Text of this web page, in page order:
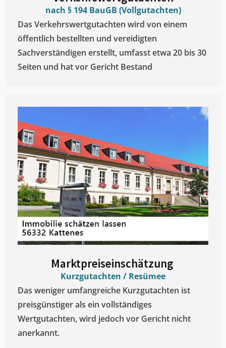
nach § 194 BauGB (Vollgutachten)
Das Verkehrswertgutachten wird von einem
öffentlich bestellten und vereidigten
Sachverständigen erstellt, umfasst etwa 20 bis 30
Seiten und hat vor Gericht Bestand
Marktpreiseinschätzung ​
Kurzgutachten / Resümee
Das weniger umfangreiche Kurzgutachten ist
preisgünstiger als ein vollständiges
Wertgutachten, wird jedoch vor Gericht nicht
anerkannt.